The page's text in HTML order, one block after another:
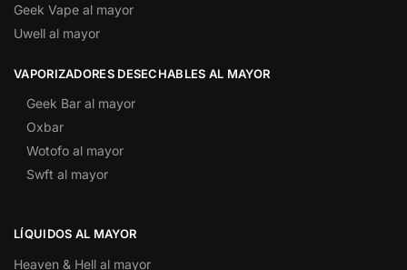
Geek Vape al mayor
Uwell al mayor
VAPORIZADORES DESECHABLES AL MAYOR
Geek Bar al mayor
Oxbar
Wotofo al mayor
Swft al mayor
LÍQUIDOS AL MAYOR
Heaven & Hell al mayor